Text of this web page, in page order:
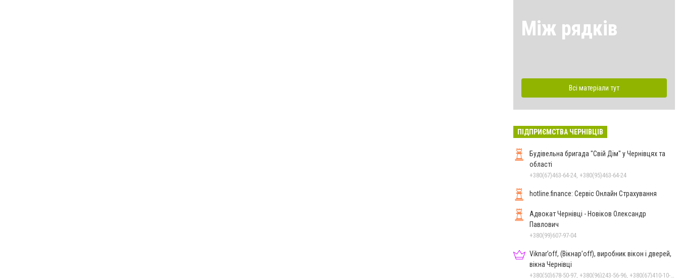
Між рядків
Всі матеріали тут
ПІДПРИЄМСТВА ЧЕРНІВЦІВ
Будівельна бригада "Свій Дім" у Чернівцях та
області
+380(67)463-64-24, +380(95)463-64-24
hotline.finance: Сервіс Онлайн Страхування
Адвокат Чернівці - Новіков Олександр
Павлович
+380(99)607-97-04
Viknar’off, (Вікнар’off), виробник вікон і дверей,
вікна Чернівці